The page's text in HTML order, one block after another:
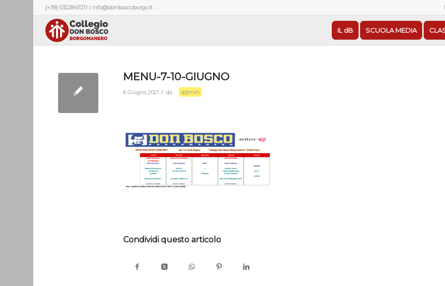
[+39] 0322847211 | info@donboscoborgo.it
IL dB SCUOLA MEDIA
MENU-7-10-GIUGNO
6 Giugno 2021 / da admin
Condividi questo articolo